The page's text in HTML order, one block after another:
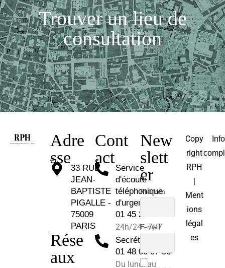
Trouver un lieu de
consultation
Adre
sse
33 RUE
JEAN-
BAPTISTE
PIGALLE -
75009
PARIS
Rése
aux
Cont
act
Service
d'écoute
téléphonique
d'urgence :
01 45 26 81 30
24h/24 - 7j/7
Secrétariat :
01 48 00 97 96
Du lundi au
New
slett
er
Prénom
E-mail
Copy
right
RPH
|
Ment
ions
légal
es